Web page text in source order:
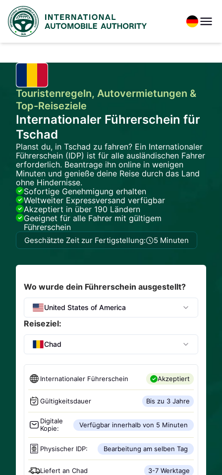
Touristenregeln, Autovermietungen &
Top-Reiseziele
Internationaler Führerschein für
Tschad
Planst du, in Tschad zu fahren? Ein Internationaler
Führerschein (IDP) ist für alle ausländischen Fahrer
erforderlich. Beantrage ihn online in wenigen
Minuten und genieße deine Reise durch das Land
ohne Hindernisse.
Sofortige Genehmigung erhalten
Weltweiter Expressversand verfügbar
Akzeptiert in über 190 Ländern
Geeignet für alle Fahrer mit gültigem
Führerschein
Geschätzte Zeit zur Fertigstellung: 5 Minuten
Wo wurde dein Führerschein ausgestellt?
United States of America
Reiseziel:
Chad
Internationaler Führerschein Akzeptiert
Gültigkeitsdauer Bis zu 3 Jahre
Digitale
Kopie:
Verfügbar innerhalb von 5 Minuten
Physischer IDP: Bearbeitung am selben Tag
Liefert an Chad 3-7 Werktage